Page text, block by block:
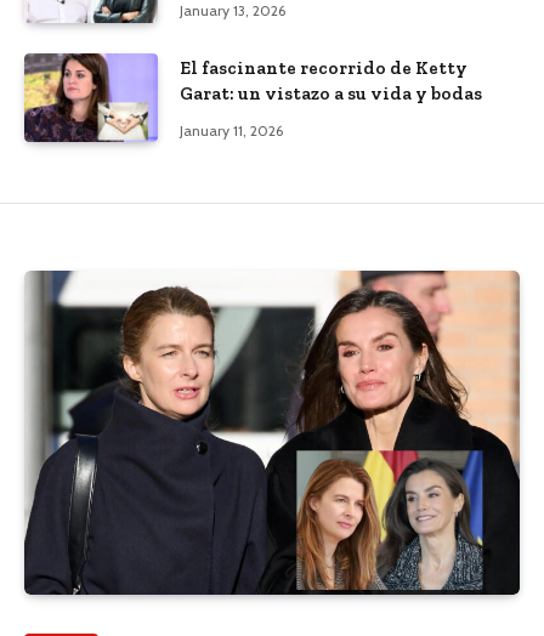
January 13, 2026
El fascinante recorrido de Ketty
Garat: un vistazo a su vida y bodas
January 11, 2026